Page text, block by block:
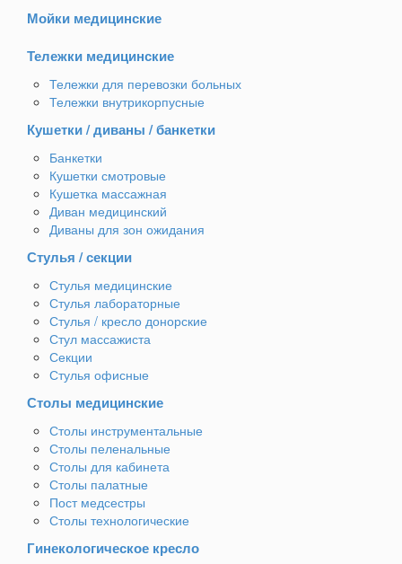
Мойки медицинские
Тележки медицинские
Тележки для перевозки больных
Тележки внутрикорпусные
Кушетки / диваны / банкетки
Банкетки
Кушетки смотровые
Кушетка массажная
Диван медицинский
Диваны для зон ожидания
Стулья / секции
Стулья медицинские
Стулья лабораторные
Стулья / кресло донорские
Стул массажиста
Секции
Стулья офисные
Столы медицинские
Столы инструментальные
Столы пеленальные
Столы для кабинета
Столы палатные
Пост медсестры
Столы технологические
Гинекологическое кресло